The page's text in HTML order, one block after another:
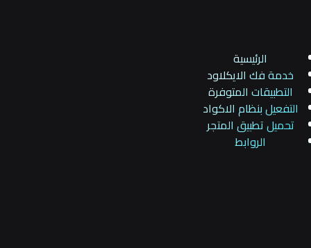
الرئيسية
خدمة فك الايكلاود
التطبيقات المتوفرة
التفعيل بنظام الاكواد
تحميل تطبيق المتجر
الروابط